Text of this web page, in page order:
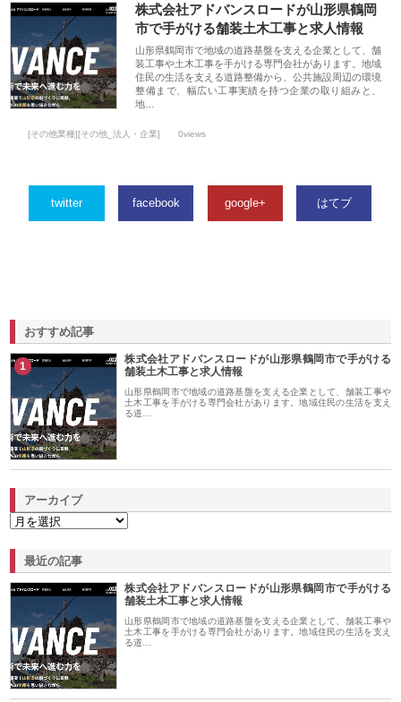
株式会社アドバンスロードが山形県鶴岡
市で手がける舗装土木工事と求人情報
山形県鶴岡市で地域の道路基盤を支える企業として、舗
装工事や土木工事を手がける専門会社があります。地域
住民の生活を支える道路整備から、公共施設周辺の環境
整備まで、幅広い工事実績を持つ企業の取り組みと、
地…
[その他業種][その他_法人・企業] 0views
twitter facebook google+ はてブ
おすすめ記事
1
株式会社アドバンスロードが山形県鶴岡市で手がける
舗装土木工事と求人情報
山形県鶴岡市で地域の道路基盤を支える企業として、舗装工事や
土木工事を手がける専門会社があります。地域住民の生活を支え
る道…
アーカイブ
最近の記事
株式会社アドバンスロードが山形県鶴岡市で手がける
舗装土木工事と求人情報
山形県鶴岡市で地域の道路基盤を支える企業として、舗装工事や
土木工事を手がける専門会社があります。地域住民の生活を支え
る道…